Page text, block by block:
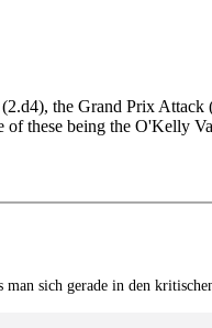
the Grand Prix
these being the O'Kelly
sich gerade in den